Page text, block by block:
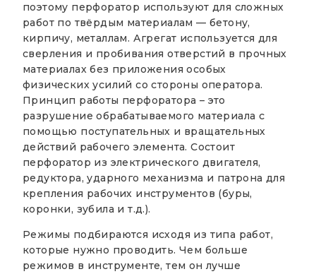
поэтому перфоратор используют для сложных
работ по твёрдым материалам — бетону,
кирпичу, металлам. Агрегат используется для
сверления и пробивания отверстий в прочных
материалах без приложения особых
физических усилий со стороны оператора.
Принцип работы перфоратора – это
разрушение обрабатываемого материала с
помощью поступательных и вращательных
действий рабочего элемента. Состоит
перфоратор из электрического двигателя,
редуктора, ударного механизма и патрона для
крепления рабочих инструментов (буры,
коронки, зубила и т.д.).
Режимы подбираются исходя из типа работ,
которые нужно проводить. Чем больше
режимов в инструменте, тем он лучше